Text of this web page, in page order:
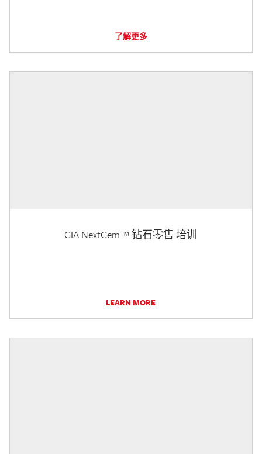
了解更多
GIA NextGem™ 钻石零售 培训
LEARN MORE